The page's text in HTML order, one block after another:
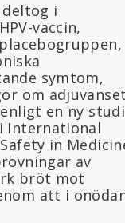
i
vaccin,
symtom,
om
en ny
International
in
av
bröt mot
att i